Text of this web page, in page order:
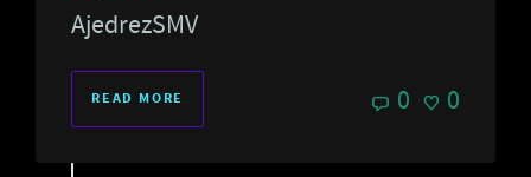
AjedrezSMV
READ MORE 0 0